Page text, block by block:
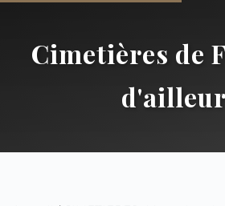
Cimetières de